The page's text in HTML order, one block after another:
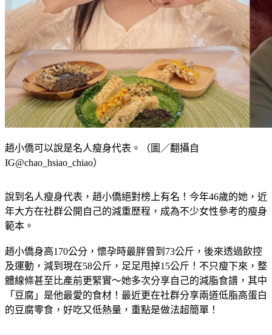
IG@chao_hsiao_chiao）
年大方在社群公開自己的減重歷程，成為不少女性參考的瘦身
範本。
及運動，減到現在58公斤，足足甩掉15公斤！不只瘦下來，整
體線條甚至比產前更緊實～她多次分享自己的減脂食譜，其中
「豆腐」是他最愛的食材！最近更在社群分享兩道低脂高蛋白
的豆腐零食，好吃又低熱量，重點是做法超簡單！